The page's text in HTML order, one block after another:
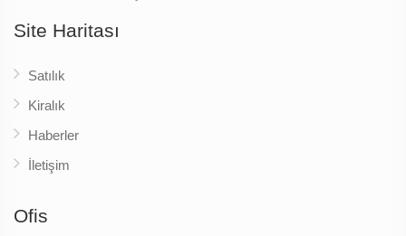
Site Haritası
Satılık
Kiralık
Haberler
İletişim
Ofis